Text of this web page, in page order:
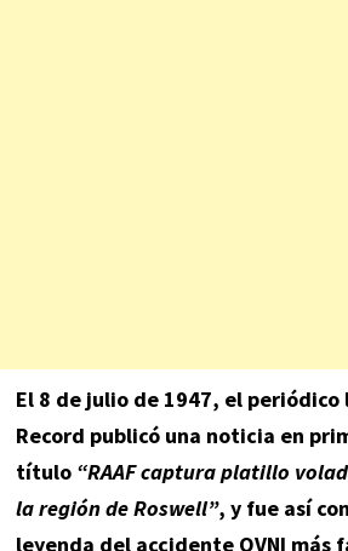
El 8 de julio de 1947, el periódico
Record publicó una noticia en
título “RAAF captura platillo
la región de Roswell”, y fue así
leyenda del accidente OVNI más